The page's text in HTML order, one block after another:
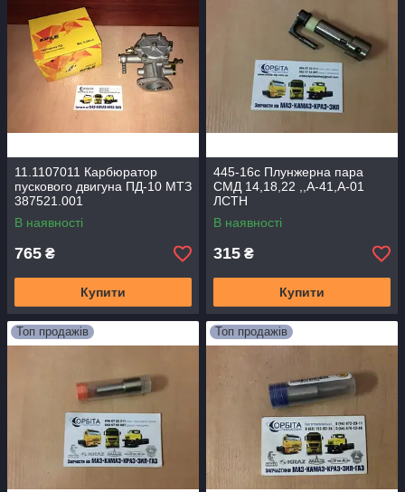
11.1107011 Карбюратор
пускового двигуна ПД-10 МТЗ
387521.001
В наявності
765 ₴
Купити
445-16с Плунжерна пара
СМД 14,18,22 ,,А-41,А-01
ЛСТН
В наявності
315 ₴
Купити
Топ продажів Топ продажів